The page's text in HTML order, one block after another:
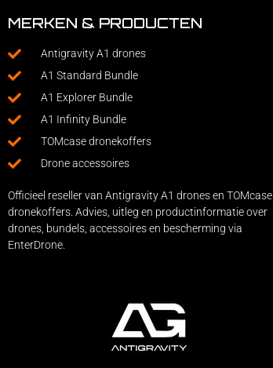
MERKEN & PRODUCTEN
Antigravity A1 drones
A1 Standard Bundle
A1 Explorer Bundle
A1 Infinity Bundle
TOMcase dronekoffers
Drone accessoires
Officieel reseller van Antigravity A1 drones en TOMcase
dronekoffers. Advies, uitleg en productinformatie over
drones, bundels, accessoires en bescherming via
EnterDrone.